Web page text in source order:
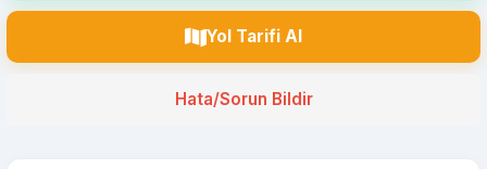
Yol Tarifi Al
Hata/Sorun Bildir